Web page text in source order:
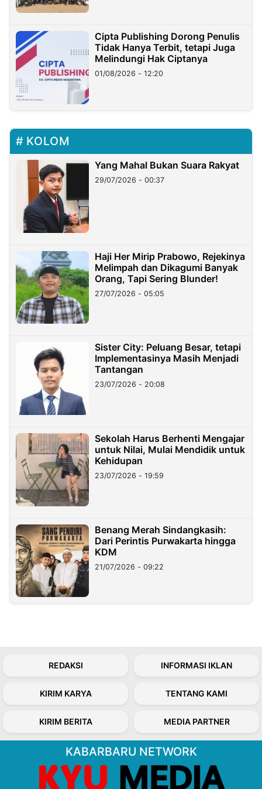
Cipta Publishing Dorong Penulis
Tidak Hanya Terbit, tetapi Juga
Melindungi Hak Ciptanya
01/08/2026 - 12:20
KOLOM
Yang Mahal Bukan Suara Rakyat
29/07/2026 - 00:37
Haji Her Mirip Prabowo, Rejekinya
Melimpah dan Dikagumi Banyak
Orang, Tapi Sering Blunder!
27/07/2026 - 05:05
Sister City: Peluang Besar, tetapi
Implementasinya Masih Menjadi
Tantangan
23/07/2026 - 20:08
Sekolah Harus Berhenti Mengajar
untuk Nilai, Mulai Mendidik untuk
Kehidupan
23/07/2026 - 19:59
Benang Merah Sindangkasih:
Dari Perintis Purwakarta hingga
KDM
21/07/2026 - 09:22
REDAKSI INFORMASI IKLAN
KIRIM KARYA TENTANG KAMI
KIRIM BERITA MEDIA PARTNER
KABARBARU NETWORK